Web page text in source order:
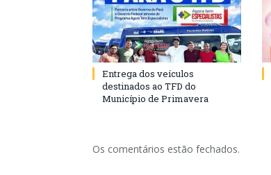
Entrega dos veículos
destinados ao TFD do
Município de Primavera
Os comentários estão fechados.